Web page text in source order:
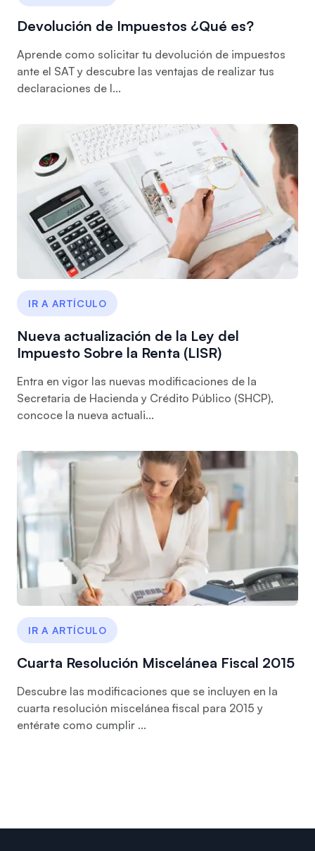
Devolución de Impuestos ¿Qué es?
Aprende como solicitar tu devolución de impuestos
ante el SAT y descubre las ventajas de realizar tus
declaraciones de I...
IR A ARTÍCULO
Nueva actualización de la Ley del
Impuesto Sobre la Renta (LISR)
Entra en vigor las nuevas modificaciones de la
Secretaria de Hacienda y Crédito Público (SHCP),
concoce la nueva actuali...
IR A ARTÍCULO
Cuarta Resolución Miscelánea Fiscal 2015
Descubre las modificaciones que se incluyen en la
cuarta resolución miscelánea fiscal para 2015 y
entérate como cumplir ...